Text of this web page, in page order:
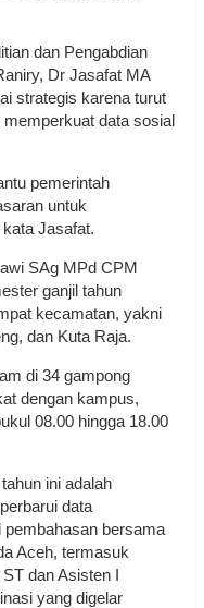
dan Pengabdian
Dr Jasafat MA
strategis karena turut
data sosial
pemerintah
untuk
Jasafat.
SAg MPd CPM
ganjil tahun
kecamatan, yakni
dan Kuta Raja.
di 34 gampong
dengan kampus,
08.00 hingga 18.00
ini adalah
data
pembahasan bersama
Aceh, termasuk
dan Asisten I
yang digelar